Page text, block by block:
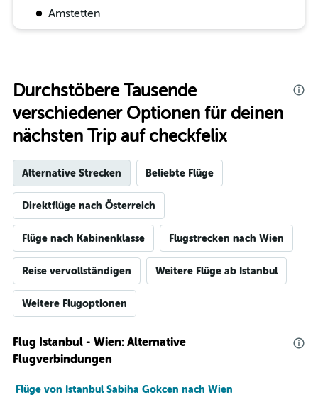
Amstetten
Durchstöbere Tausende
verschiedener Optionen für deinen
nächsten Trip auf checkfelix
Alternative Strecken Beliebte Flüge
Direktflüge nach Österreich
Flüge nach Kabinenklasse Flugstrecken nach Wien
Reise vervollständigen Weitere Flüge ab Istanbul
Weitere Flugoptionen
Flug Istanbul - Wien: Alternative
Flugverbindungen
Flüge von Istanbul Sabiha Gokcen nach Wien